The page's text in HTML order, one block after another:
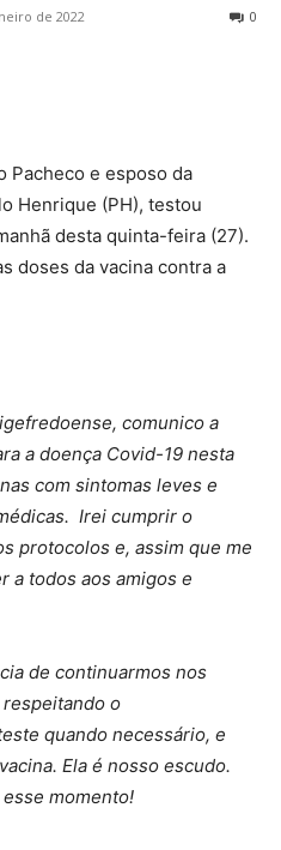
de 2022 0
Pacheco e esposo da
Henrique (PH), testou
desta quinta-feira (27).
doses da vacina contra a
comunico a
a doença Covid-19 nesta
com sintomas leves e
Irei cumprir o
protocolos e, assim que me
a todos aos amigos e
de continuarmos nos
respeitando o
quando necessário, e
Ela é nosso escudo.
momento!